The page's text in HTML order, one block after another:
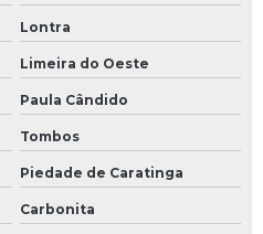
Lontra
Limeira do Oeste
Paula Cândido
Tombos
Piedade de Caratinga
Carbonita